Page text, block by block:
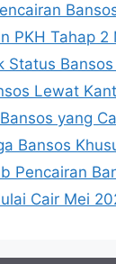
PKH Tahap 2
Status
Lewat
yang
Bansos
Pencairan
Cair Mei